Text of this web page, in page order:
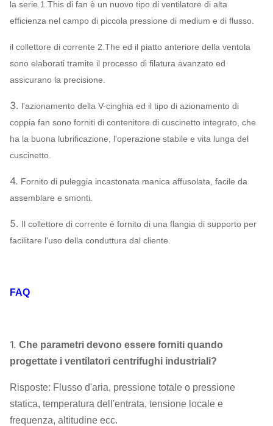
bagno d'olio
raffreddamento
Raffreddamento a aria,
raffreddamento ad acqua,
raffreddamento ad olio
Ventilatore
Motore
SIMO, marca
cinese…
Q235, Q345,
Intelaiatura,
d'aria,
Q235, Q345,
SS304, SS316,
Albero primario
costruzioni edili)
del carbonio ad
42CrMo, acciaio
inossidabile…
la serie 1.This di fan è un nuovo tipo di ventilatore di alta
efficienza nel campo di piccola pressione di medium e di flusso.
il collettore di corrente 2.The ed il piatto anteriore della ventola
sono elaborati tramite il processo di filatura avanzato ed
assicurano la precisione.
3. l'azionamento della V-cinghia ed il tipo di azionamento di
coppia fan sono forniti di contenitore di cuscinetto integrato, che
ha la buona lubrificazione, l'operazione stabile e vita lunga del
cuscinetto.
4. Fornito di puleggia incastonata manica affusolata, facile da
assemblare e smonti.
5. Il collettore di corrente è fornito di una flangia di supporto per
facilitare l'uso della conduttura dal cliente.
FAQ
1. Che parametri devono essere forniti quando
progettate i ventilatori centrifughi industriali?
Risposte: Flusso d'aria, pressione totale o pressione
statica, temperatura dell'entrata, tensione locale e
frequenza, altitudine ecc.